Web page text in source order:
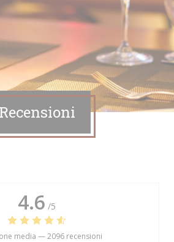
Recensioni
4.6 /5
media —2096 recensioni